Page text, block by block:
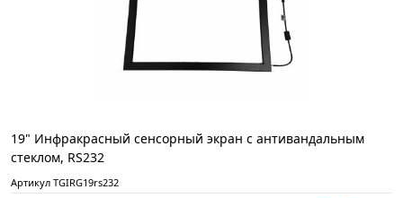
19" Инфракрасный сенсорный экран с антивандальным
стеклом, RS232
Артикул TGIRG19rs232